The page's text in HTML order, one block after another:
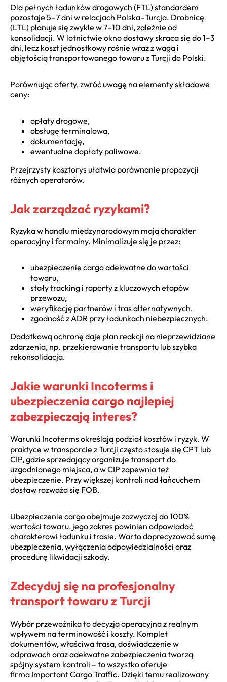
Dla pełnych ładunków drogowych (FTL) standardem
pozostaje 5–7 dni w relacjach Polska–Turcja. Drobnicę
(LTL) planuje się zwykle w 7–10 dni, zależnie od
konsolidacji. W lotnictwie okno dostawy skraca się do 1–3
dni, lecz koszt jednostkowy rośnie wraz z wagą i
objętością transportowanego towaru z Turcji do Polski.
Porównując oferty, zwróć uwagę na elementy składowe
ceny:
opłaty drogowe,
obsługę terminalową,
dokumentację,
ewentualne dopłaty paliwowe.
Przejrzysty kosztorys ułatwia porównanie propozycji
różnych operatorów.
Jak zarządzać ryzykami?
Ryzyka w handlu międzynarodowym mają charakter
operacyjny i formalny. Minimalizuje się je przez:
ubezpieczenie cargo adekwatne do wartości
towaru,
stały tracking i raporty z kluczowych etapów
przewozu,
weryfikację partnerów i tras alternatywnych,
zgodność z ADR przy ładunkach niebezpiecznych.
Dodatkową ochronę daje plan reakcji na nieprzewidziane
zdarzenia, np. przekierowanie transportu lub szybka
rekonsolidacja.
Jakie warunki Incoterms i
ubezpieczenia cargo najlepiej
zabezpieczają interes?
Warunki Incoterms określają podział kosztów i ryzyk. W
praktyce w transporcie z Turcji często stosuje się CPT lub
CIP, gdzie sprzedający organizuje transport do
uzgodnionego miejsca, a w CIP zapewnia też
ubezpieczenie. Przy większej kontroli nad łańcuchem
dostaw rozważa się FOB.
Ubezpieczenie cargo obejmuje zazwyczaj do 100%
wartości towaru, jego zakres powinien odpowiadać
charakterowi ładunku i trasie. Warto doprecyzować sumę
ubezpieczenia, wyłączenia odpowiedzialności oraz
procedurę likwidacji szkody.
Zdecyduj się na profesjonalny
transport towaru z Turcji
Wybór przewoźnika to decyzja operacyjna z realnym
wpływem na terminowość i koszty. Komplet
dokumentów, właściwa trasa, doświadczenie w
odprawach oraz adekwatne zabezpieczenia tworzą
spójny system kontroli – to wszystko oferuje
firma Important Cargo Traffic. Dzięki temu realizowany